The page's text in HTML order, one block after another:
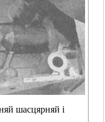
шасцярняй і